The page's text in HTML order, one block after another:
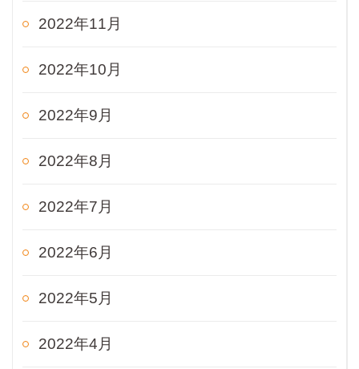
2022年11月
2022年10月
2022年9月
2022年8月
2022年7月
2022年6月
2022年5月
2022年4月